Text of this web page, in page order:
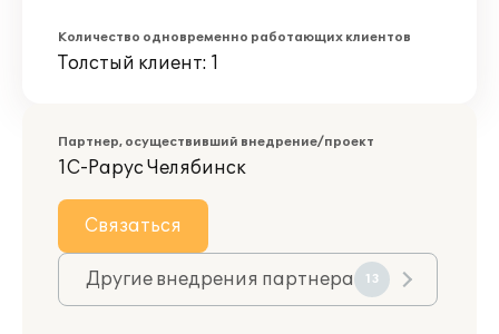
Количество одновременно работающих клиентов
Толстый клиент: 1
Партнер, осуществивший внедрение/проект
1С-Рарус Челябинск
Связаться
Другие внедрения партнера 13